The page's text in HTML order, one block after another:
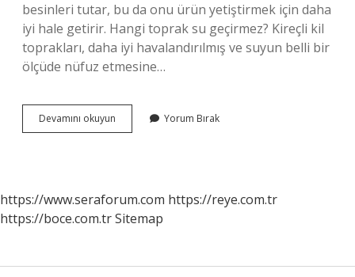
besinleri tutar, bu da onu ürün yetiştirmek için daha
iyi hale getirir. Hangi toprak su geçirmez? Kireçli kil
toprakları, daha iyi havalandırılmış ve suyun belli bir
ölçüde nüfuz etmesine…
Devamını okuyun
Toprak
Yorum Bırak
https://www.seraforum.com https://reye.com.tr
https://boce.com.trSitemap